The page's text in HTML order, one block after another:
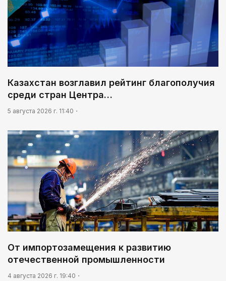
Казахстан возглавил рейтинг благополучия
среди стран Центра…
5 августа 2026 г. 11:40
От импортозамещения к развитию
отечественной промышленности
4 августа 2026 г. 19:40